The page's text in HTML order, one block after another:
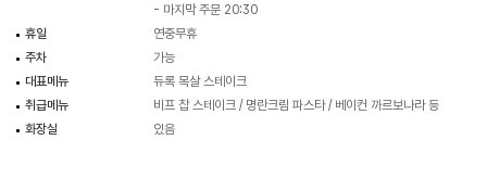
- 마지막 주문 20:30
휴일
연중무휴
주차
가능
대표메뉴
듀록 목살 스테이크
취급메뉴
비프 찹 스테이크 / 명란크림 파스타 / 베이컨 까르보나라 등
화장실
있음